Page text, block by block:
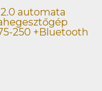
2.0 automata
250 +Bluetooth